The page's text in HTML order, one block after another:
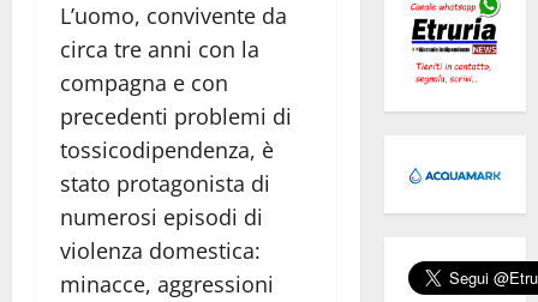
L’uomo, convivente da
circa tre anni con la
compagna e con
precedenti problemi di
tossicodipendenza, è
stato protagonista di
numerosi episodi di
violenza domestica:
minacce, aggressioni